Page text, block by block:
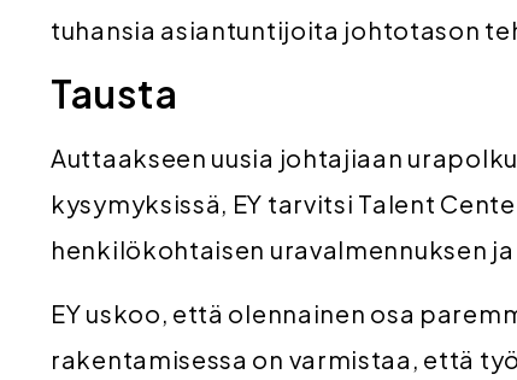
tuhansia asiantuntijoita johtotason
Tausta
Auttaakseen uusia johtajiaan
kysymyksissä, EY tarvitsi Talent
henkilökohtaisen uravalmennuksen
EY uskoo, että olennainen osa
rakentamisessa on varmistaa, että